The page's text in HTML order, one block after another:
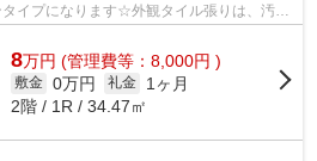
イプになります☆外観タイル張りは、汚れ
です☆2...
8万円 (管理費等：8,000円 )
敷金 0万円 礼金
1ヶ月
2階 / 1R / 34.47㎡